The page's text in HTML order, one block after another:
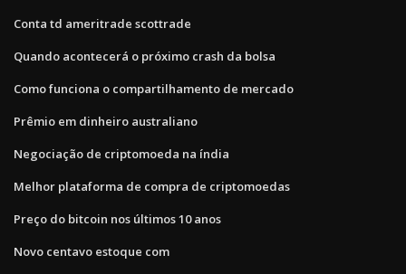
Conta td ameritrade scottrade
Quando acontecerá o próximo crash da bolsa
Como funciona o compartilhamento de mercado
Prêmio em dinheiro australiano
Negociação de criptomoeda na índia
Melhor plataforma de compra de criptomoedas
Preço do bitcoin nos últimos 10 anos
Novo centavo estoque com